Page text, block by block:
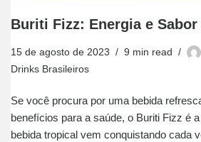
Buriti Fizz: Energia e
15 de agosto de 2023 9 min read
Drinks Brasileiros
Se você procura por uma bebida
benefícios para a saúde, o Buriti Fizz é
bebida tropical vem conquistando cada